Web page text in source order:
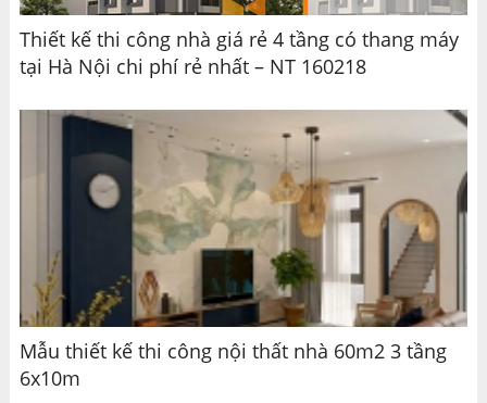
Thiết kế thi công nhà giá rẻ 4 tầng có thang máy
tại Hà Nội chi phí rẻ nhất – NT 160218
Mẫu thiết kế thi công nội thất nhà 60m2 3 tầng
6x10m